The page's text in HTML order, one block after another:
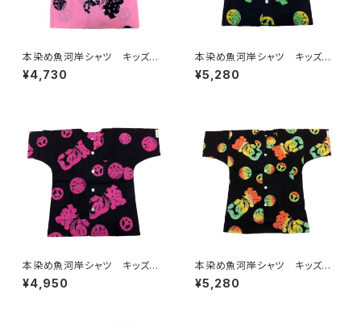
本染め魚河岸シャツ キッズ用1
30サイズ 認定証付き 木綿
晒 平和柄 ピンク×紺 子供
いちシャツ 焼津 浜通り 港
町
¥4,730
本染め魚河岸シャツ キッズ用1
30サイズ 認定証付き 木綿
晒 平和柄 黒×ジャマイカグ
ツ てぬぐいシャツ 濱いちシャ
ツ 焼津 浜通り 港町
¥5,280
本染め魚河岸シャツ キッズ用1
30サイズ 認定証付き 木綿
晒 平和柄 黒×ピンク 子供
¥4,950
本染め魚河岸シャツ キッズ用1
30サイズ 認定証付き 木綿
晒 平和柄 黒×ラスタグラデ
¥5,280